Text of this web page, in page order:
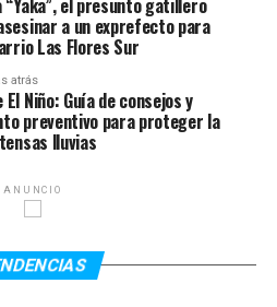
que trasladaba a más de 30
vehículo y terminó
australiano. Las
la escena como
que hubo varios heridos
argentina.
con vida a un centro
pero falleció poco después
lesiones sufridas. Su amiga
bajo observación médica y
“Yaka”, el presunto gatillero
a un exprefecto para
Las Flores Sur
atrás
El Niño: Guía de consejos y
preventivo para proteger la
lluvias
ANUNCIO